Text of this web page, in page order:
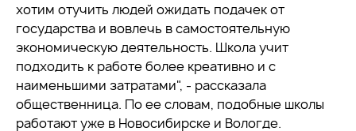
хотим отучить людей ожидать подачек от
государства и вовлечь в самостоятельную
экономическую деятельность. Школа учит
подходить к работе более креативно и с
наименьшими затратами", - рассказала
общественница. По ее словам, подобные школы
работают уже в Новосибирске и Вологде.